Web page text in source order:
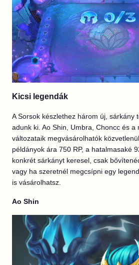
Kicsi legendák
A Sorsok készlethez három új, sárkány
adunk ki. Ao Shin, Umbra, Choncc és a
változataik megvásárolhatók
példányok ára 750 RP, a hatalmasaké
konkrét sárkányt keresel, csak
vagy ha szeretnél megcsípni egy
is vásárolhatsz.
Ao Shin